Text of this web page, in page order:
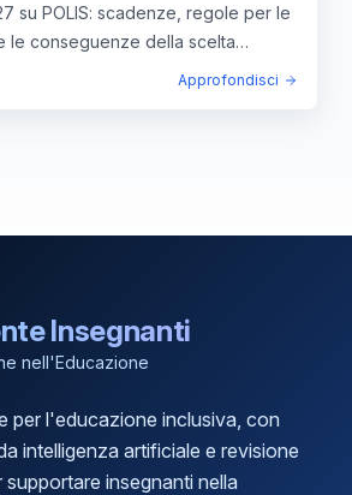
su POLIS: scadenze, regole per le
le conseguenze della scelta
Approfondisci
Insegnanti
nell'Educazione
per l'educazione inclusiva, con
intelligenza artificiale e revisione
insegnanti nella